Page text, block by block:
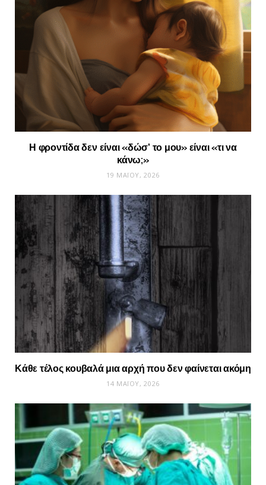
Η φροντίδα δεν είναι «δώσ’ το μου» είναι «τι να
κάνω;»
19 ΜΑΪ́ΟΥ, 2026
Κάθε τέλος κουβαλά μια αρχή που δεν φαίνεται ακόμη
14 ΜΑΪ́ΟΥ, 2026